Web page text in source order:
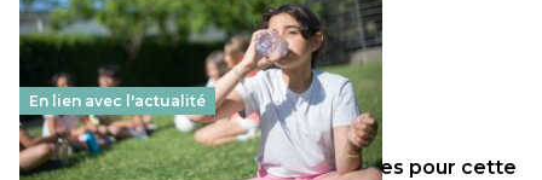
En lien avec l'actualité
Les décisions ministérielles attendues pour cette